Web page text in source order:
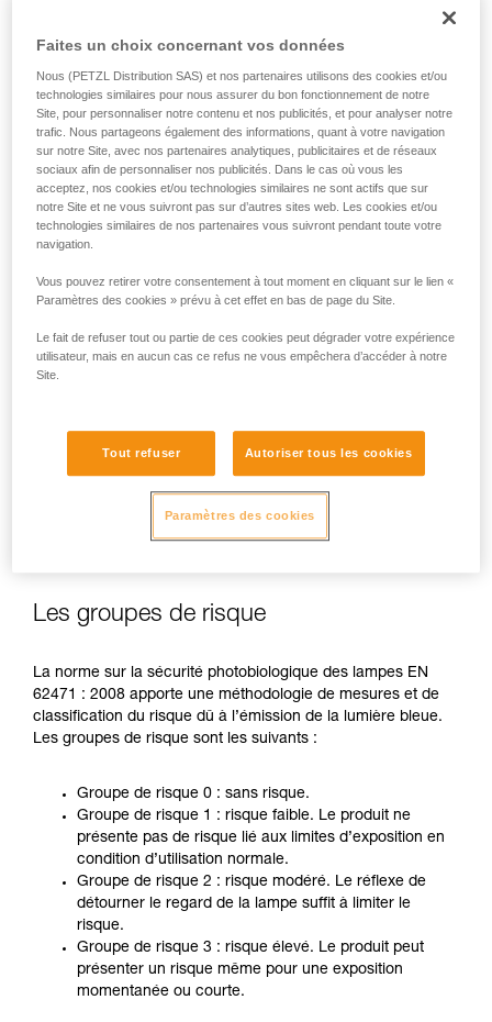
En cas d’exposition directe, répétée et à forte puissance, la
effet toxique sur la rétine, effet aggravant de la
dégénérescence maculaire, éblouissement. Ces risques
risques, même s'ils sontminimes pour un usage normal
Les groupes de risque
La norme sur la sécurité photobiologique des lampes EN
62471 : 2008 apporte une méthodologie de mesures et de
classification du risque dû à l’émission de la lumière bleue.
Les groupes de risque sont les suivants :
Groupe de risque 0 : sans risque.
Groupe de risque 1 : risque faible. Le produit ne
présente pas de risque lié aux limites d’exposition en
condition d’utilisation normale.
Groupe de risque 2 : risque modéré. Le réflexe de
détourner le regard de la lampe suffit à limiter le
risque.
Groupe de risque 3 : risque élevé. Le produit peut
présenter un risque même pour une exposition
momentanée ou courte.
Faites un choix concernant vos données
Nous (PETZL Distribution SAS) et nos partenaires utilisons des cookies et/ou
technologies similaires pour nous assurer du bon fonctionnement de notre
Site, pour personnaliser notre contenu et nos publicités, et pour analyser notre
trafic. Nous partageons également des informations, quant à votre navigation
sur notre Site, avec nos partenaires analytiques, publicitaires et de réseaux
sociaux afin de personnaliser nos publicités. Dans le cas où vous les
acceptez, nos cookies et/ou technologies similaires ne sont actifs que sur
notre Site et ne vous suivront pas sur d’autres sites web. Les cookies et/ou
technologies similaires de nos partenaires vous suivront pendant toute votre
navigation.
Vous pouvez retirer votre consentement à tout moment en cliquant sur le lien «
Paramètres des cookies » prévu à cet effet en bas de page du Site.
Le fait de refuser tout ou partie de ces cookies peut dégrader votre expérience
utilisateur, mais en aucun cas ce refus ne vous empêchera d’accéder à notre
Site.
Tout refuser Autoriser tous les cookies
Paramètres des cookies